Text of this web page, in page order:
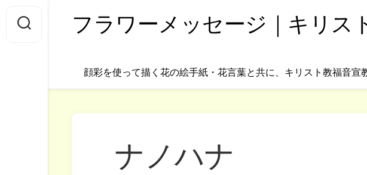
content
フラワーメッセージ｜キリス
顔彩を使って描く花の絵手紙・花言葉と共に、キリスト教福音宣
ナノハナ